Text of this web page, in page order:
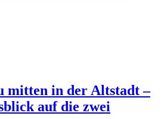
mitten in der Altstadt –
auf die zwei